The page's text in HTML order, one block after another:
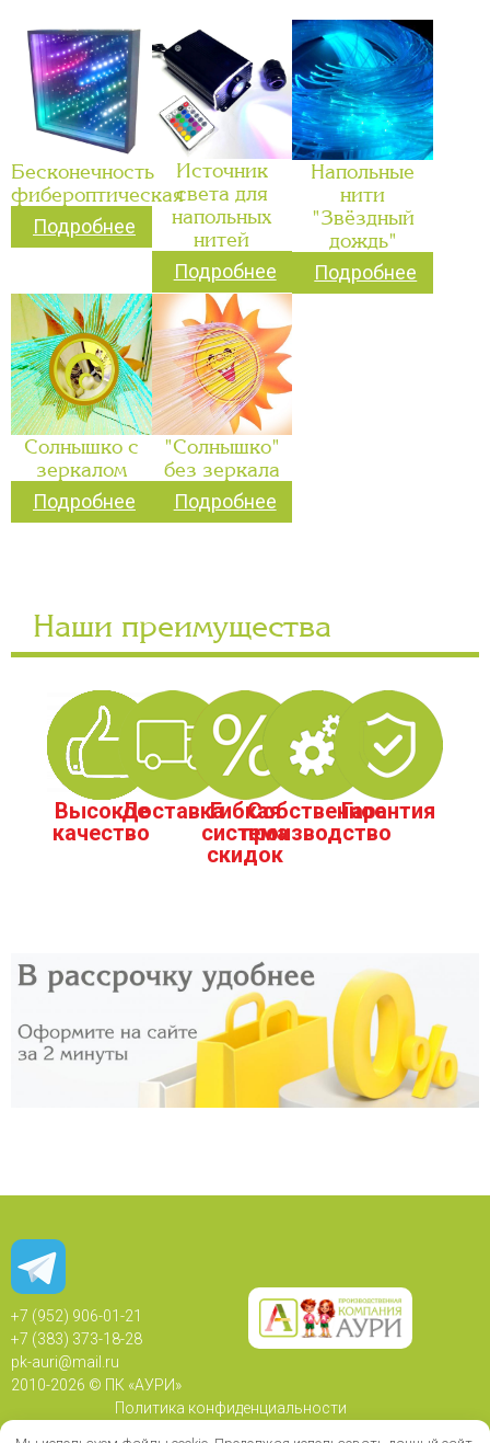
Бесконечность
фибероптическая
Подробнее
Источник
света для
напольных
нитей
Подробнее
Напольные
нити
"Звёздный
дождь"
Подробнее
Солнышко с
зеркалом
Подробнее
"Солнышко"
без зеркала
Подробнее
Наши преимущества
Высокое
качество
ДоставкаГибкая
система
скидок
Собственное
производство
Гарантия
+7 (952) 906-01-21
+7 (383) 373-18-28
pk-auri@mail.ru
2010-2026 © ПК «АУРИ»
Политика конфиденциальности